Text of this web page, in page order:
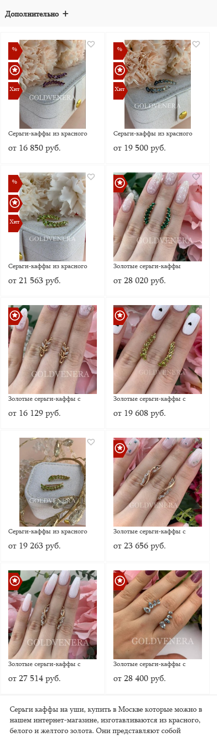
Дополнительно +
%
Хит
%
Хит
Серьги-каффы из красного
золота 585 пробы с
от 16 850 руб.
%
Хит
%
Хит
Серьги-каффы из красного
золота 585 пробы с Топазом
от 19 500 руб.
%
Хит
%
Хит
Серьги-каффы из красного
золота с Хризолитами
от 21 563 руб.
Золотые серьги-каффы
от 28 020 руб.
Золотые серьги-каффы с
цирконием
от 16 129 руб.
Золотые серьги-каффы с
хризолитом
от 19 608 руб.
Серьги-каффы из красного
золота с Хризолитом
от 19 263 руб.
Золотые серьги-каффы с
фианитами
от 23 656 руб.
Золотые серьги-каффы с
фианитами
от 27 514 руб.
Золотые серьги-каффы с
топазом
от 28 400 руб.
Серьги каффы на уши, купить в Москве которые можно в
нашем интернет-магазине, изготавливаются из красного,
белого и желтого золота. Они представляют собой